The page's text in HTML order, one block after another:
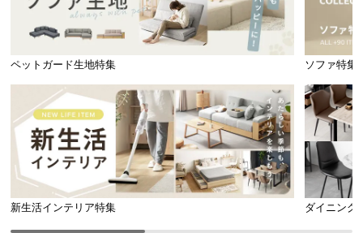
ペットガード生地特集 ソファ特集
新生活インテリア特集 ダイニング